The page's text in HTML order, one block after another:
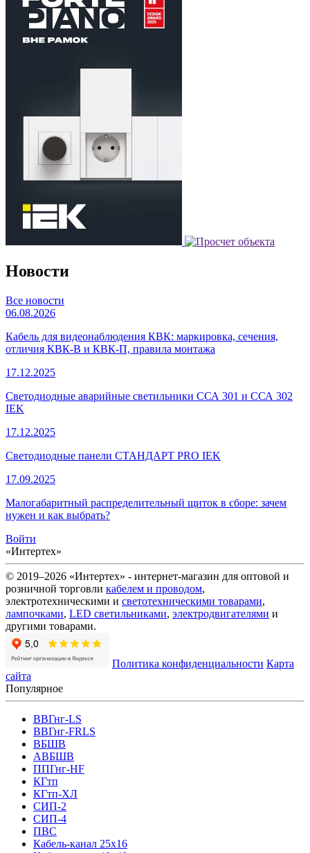
Новости
Все новости
06.08.2026
Кабель для видеонаблюдения КВК: маркировка, сечения,
отличия КВК-В и КВК-П, правила монтажа
17.12.2025
Светодиодные аварийные светильники ССА 301 и ССА 302
IEK
17.12.2025
Светодиодные панели СТАНДАРТ PRO IEK
17.09.2025
Малогабаритный распределительный щиток в сборе: зачем
нужен и как выбрать?
Войти
«Интертех»
© 2019–2026 «Интертех» - интернет-магазин для оптовой и
розничной торговли кабелем и проводом,
электротехническими и светотехническими товарами,
лампочками, LED светильниками, электродвигателями и
другими товарами.
Политика конфиденциальности Карта
сайта
Популярное
ВВГнг-LS
ВВГнг-FRLS
ВБШВ
АВБШВ
ППГнг-HF
КГтп
КГтп-ХЛ
СИП-2
СИП-4
ПВС
Кабель-канал 25х16